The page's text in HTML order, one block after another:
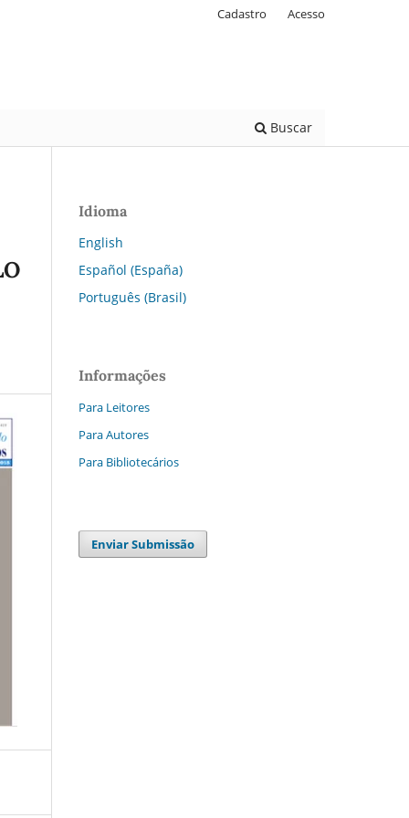
Buscar
Cadastro Acesso
Idioma
English
Español (España)
Português (Brasil)
Informações
Para Leitores
Para Autores
Para Bibliotecários
Enviar Submissão